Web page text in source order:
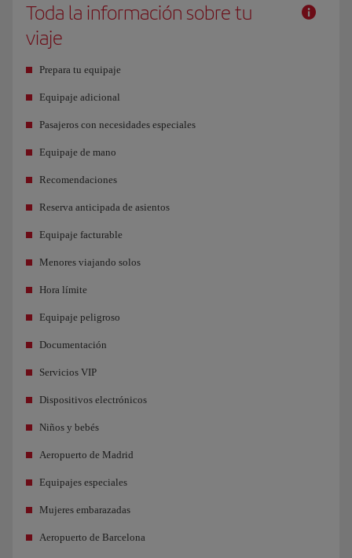
Toda la información sobre tu
viaje
Prepara tu equipaje
Equipaje adicional
Pasajeros con necesidades especiales
Equipaje de mano
Recomendaciones
Reserva anticipada de asientos
Equipaje facturable
Menores viajando solos
Hora límite
Equipaje peligroso
Documentación
Servicios VIP
Dispositivos electrónicos
Niños y bebés
Aeropuerto de Madrid
Equipajes especiales
Mujeres embarazadas
Aeropuerto de Barcelona